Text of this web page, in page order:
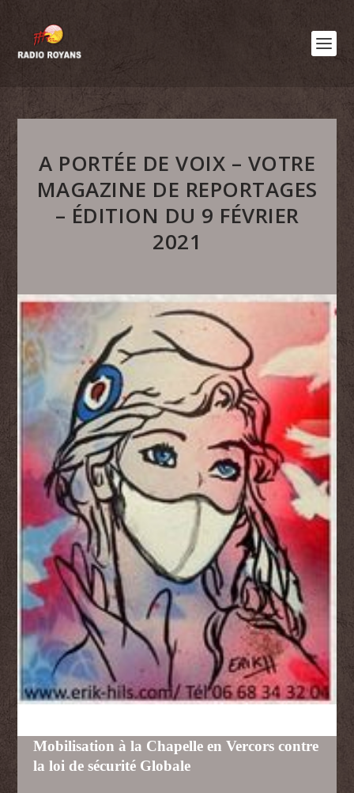
A PORTÉE DE VOIX – VOTRE
MAGAZINE DE REPORTAGES
– ÉDITION DU 9 FÉVRIER
2021
Mobilisation à la Chapelle en Vercors contre
la loi de sécurité Globale